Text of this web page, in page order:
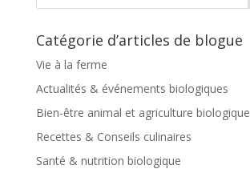
Catégorie d’articles de blogue
Vie à la ferme
Actualités & événements biologiques
Bien-être animal et agriculture biologique
Recettes & Conseils culinaires
Santé & nutrition biologique